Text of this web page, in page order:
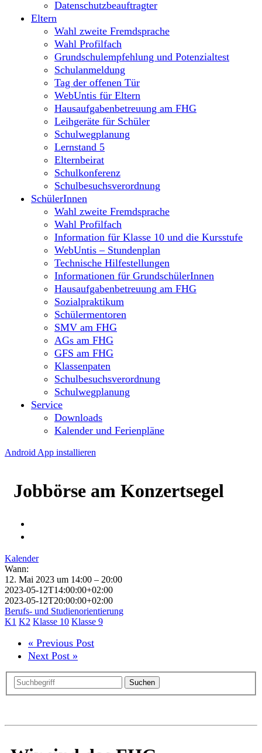
Datenschutzbeauftragter
Eltern
Wahl zweite Fremdsprache
Wahl Profilfach
Grundschulempfehlung und Potenzialtest
Schulanmeldung
Tag der offenen Tür
WebUntis für Eltern
Hausaufgabenbetreuung am FHG
Leihgeräte für Schüler
Schulwegplanung
Lernstand 5
Elternbeirat
Schulkonferenz
Schulbesuchsverordnung
SchülerInnen
Wahl zweite Fremdsprache
Wahl Profilfach
Information für Klasse 10 und die Kursstufe
WebUntis – Stundenplan
Technische Hilfestellungen
Informationen für GrundschülerInnen
Hausaufgabenbetreuung am FHG
Sozialpraktikum
Schülermentoren
SMV am FHG
AGs am FHG
GFS am FHG
Klassenpaten
Schulbesuchsverordnung
Schulwegplanung
Service
Downloads
Kalender und Ferienpläne
Android App installieren
Jobbörse am Konzertsegel
Kalender
Wann:
12. Mai 2023 um 14:00 – 20:00
2023-05-12T14:00:00+02:00
2023-05-12T20:00:00+02:00
Berufs- und Studienorientierung
K1 K2 Klasse 10 Klasse 9
« Previous Post
Next Post »
Suchen